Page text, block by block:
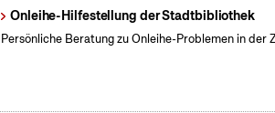
Onleihe-Hilfestellung der Stadtbibliothek
Persönliche Beratung zu Onleihe-Problemen in der